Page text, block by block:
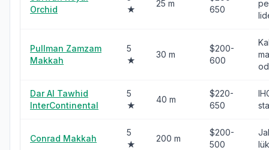
Orchid
★
25 m
650
Pullman Zamzam
Makkah
5
★
30 m
$200-
600
Dar Al Tawhid
InterContinental
5
★
40 m
$220-
650
Conrad Makkah
5
★
200 m
$200-
500